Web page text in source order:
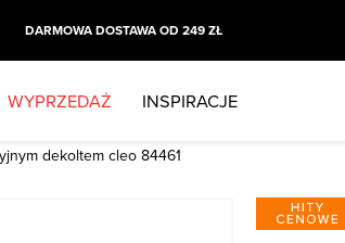
DARMOWA DOSTAWA OD 249 ZŁ
WYPRZEDAŻ INSPIRACJE
dekoltem cleo 84461